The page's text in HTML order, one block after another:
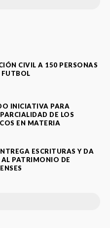
CIVIL A 150 PERSONAS
FUTBOL
INICIATIVA PARA
DE LOS
EN MATERIA
ESCRITURAS Y DA
PATRIMONIO DE